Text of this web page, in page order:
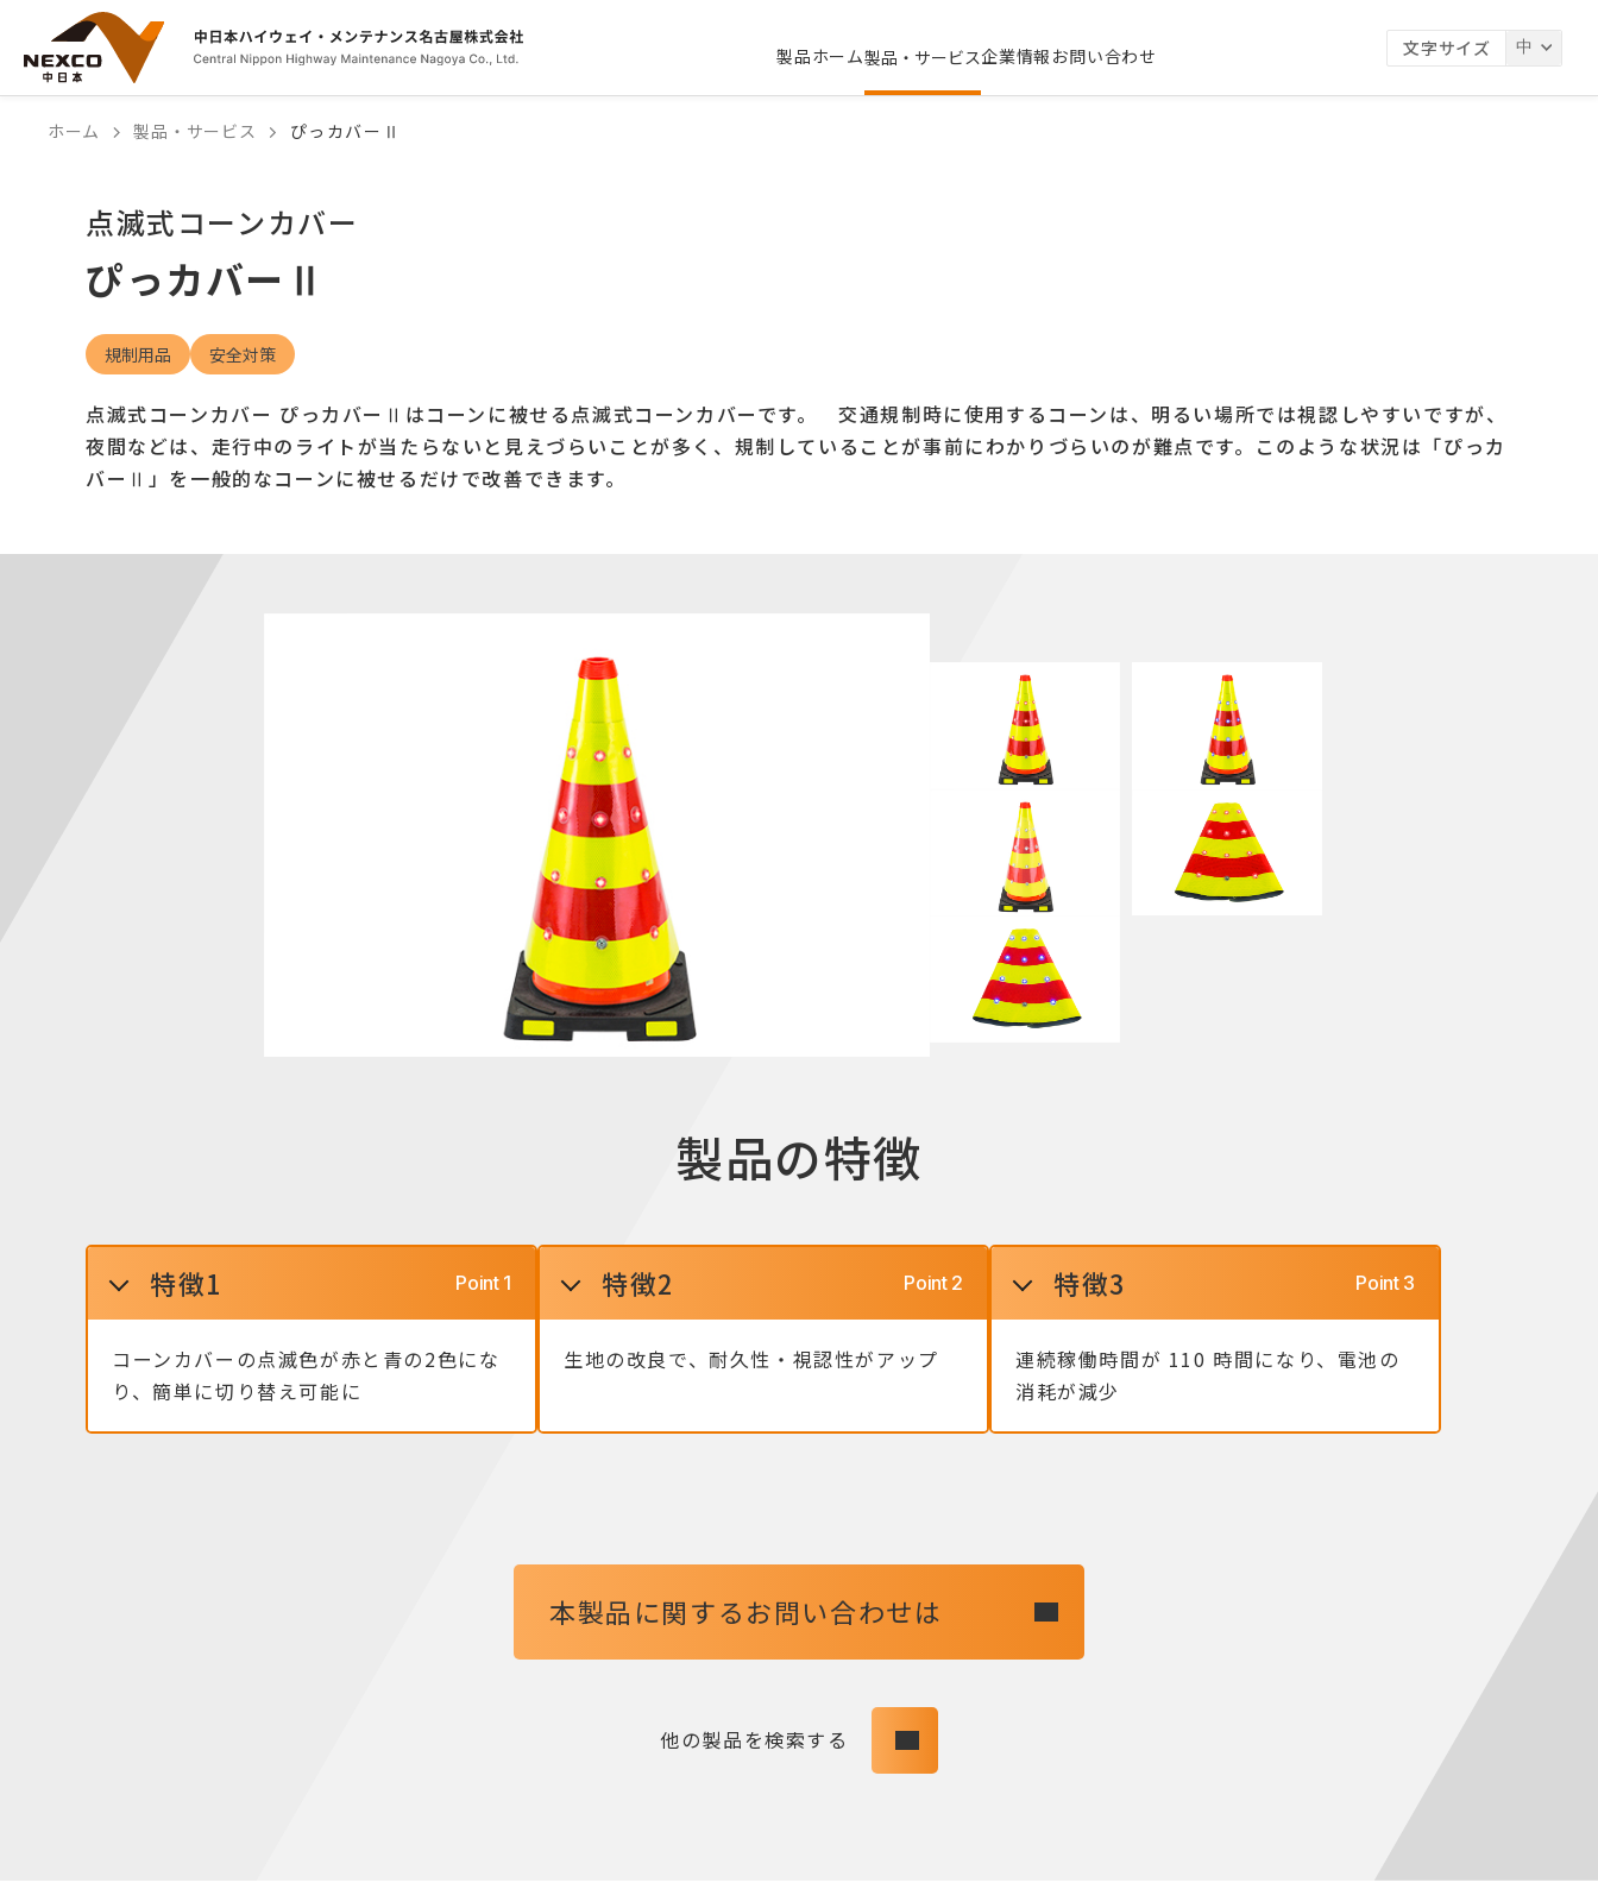
製品ホーム製品・サービス企業情報 お問い合わせ 文字サイズ
ホーム 製品・サービス ぴっカバーⅡ
点滅式コーンカバー
ぴっカバーⅡ
規制用品 安全対策
点滅式コーンカバー ぴっカバーⅡはコーンに被せる点滅式コーンカバーです。 交通規制時に使用するコーンは、明るい場所では視認しやすいですが、
夜間などは、走行中のライトが当たらないと見えづらいことが多く、規制していることが事前にわかりづらいのが難点です。このような状況は「ぴっカ
バーⅡ」を一般的なコーンに被せるだけで改善できます。
製品の特徴
特徴1
コーンカバーの点滅色が赤と青の2色にな
り、簡単に切り替え可能に
特徴2
生地の改良で、耐久性・視認性がアップ
特徴3
連続稼働時間が 110 時間になり、電池の
消耗が減少
本製品に関するお問い合わせは
他の製品を検索する